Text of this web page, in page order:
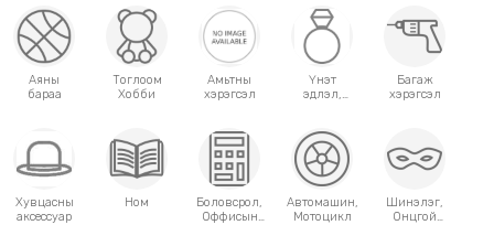
Аяны
бараа
Тоглоом
Хобби
Амьтны
хэрэгсэл
Үнэт
эдлэл,
Багаж
хэрэгсэл
Хувцасны
аксессуар
Ном
Боловсрол,
Оффисын
Автомашин,
Мотоцикл
Шинэлэг,
Онцгой